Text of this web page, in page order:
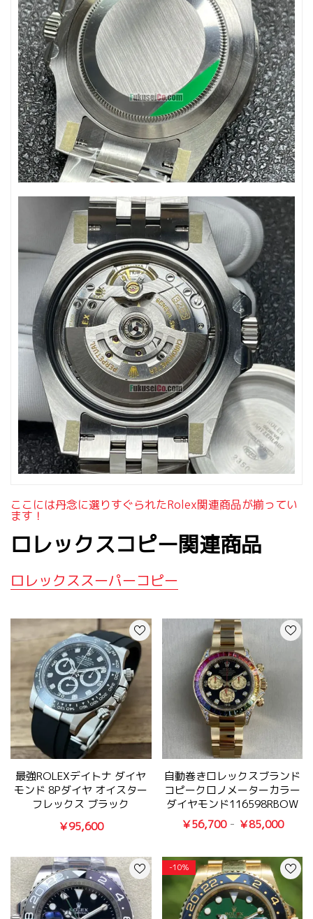
ここには丹念に選りすぐられたrolex関連商品が揃ってい
ます！
ロレックスコピー関連商品
ロレックススーパーコピー
最強ROLEXデイトナ ダイヤ
モンド 8Pダイヤ オイスター
フレックス ブラック
116519LNG
￥95,600
自動巻きロレックスブランド
コピークロノメーターカラー
ダイヤモンド116598RBOW
￥56,700- ￥85,000
-10%